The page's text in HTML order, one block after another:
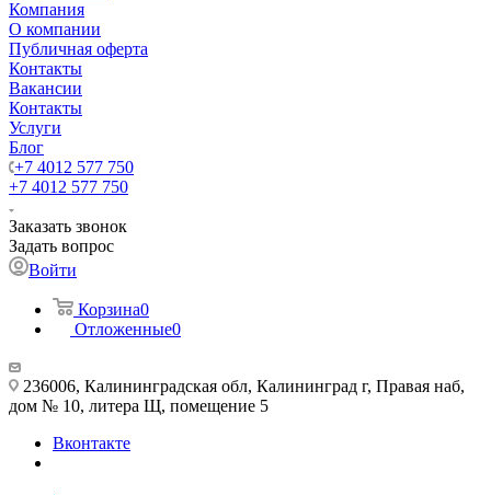
Компания
О компании
Публичная оферта
Контакты
Вакансии
Контакты
Услуги
Блог
+7 4012 577 750
+7 4012 577 750
Заказать звонок
Задать вопрос
Войти
Корзина0
Отложенные0
236006, Калининградская обл, Калининград г, Правая наб,
дом № 10, литера Щ, помещение 5
Вконтакте